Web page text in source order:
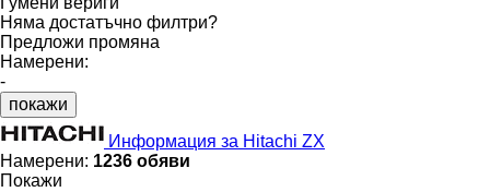
Няма достатъчно филтри?
Предложи промяна
Намерени:
-
покажи
Информация за Hitachi ZX
Намерени: 1236 обяви
Покажи